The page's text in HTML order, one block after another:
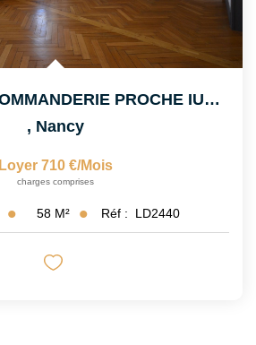
F3 SECTEUR COMMANDERIE PROCHE IUT CHARLEMAGNE
, Nancy
Loyer 710 €/mois
charges comprises
58 M² Réf : LD2440